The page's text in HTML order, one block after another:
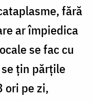
fără
ar împiedica
se fac cu
ţin părţile
ori pe zi,